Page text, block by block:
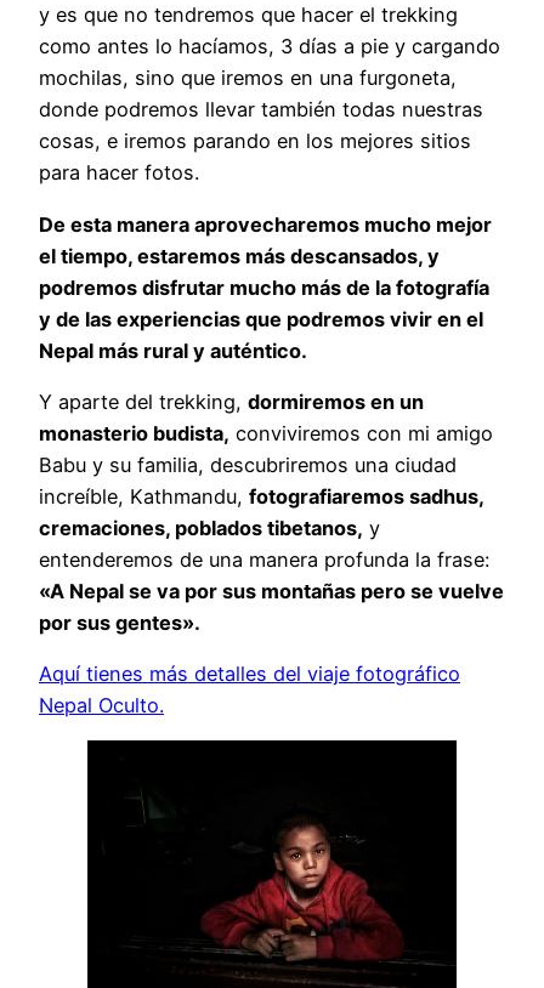
y es que no tendremos que hacer el trekking
como antes lo hacíamos, 3 días a pie y cargando
mochilas, sino que iremos en una furgoneta,
donde podremos llevar también todas nuestras
cosas, e iremos parando en los mejores sitios
para hacer fotos.
De esta manera aprovecharemos mucho mejor
el tiempo, estaremos más descansados, y
podremos disfrutar mucho más de la fotografía
y de las experiencias que podremos vivir en el
Nepal más rural y auténtico.
Y aparte del trekking, dormiremos en un
monasterio budista, conviviremos con mi amigo
Babu y su familia, descubriremos una ciudad
increíble, Kathmandu, fotografiaremos sadhus,
cremaciones, poblados tibetanos, y
entenderemos de una manera profunda la frase:
«A Nepal se va por sus montañas pero se vuelve
por sus gentes».
Aquí tienes más detalles del viaje fotográfico
Nepal Oculto.